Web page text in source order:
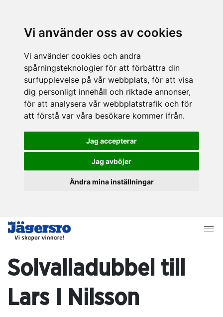
Vi använder oss av cookies
Vi använder cookies och andra
spårningsteknologier för att förbättra din
surfupplevelse på vår webbplats, för att visa
dig personligt innehåll och riktade annonser,
för att analysera vår webbplatstrafik och för
att förstå var våra besökare kommer ifrån.
Jag accepterar
Jag avböjer
Ändra mina inställningar
Solvalladubbel till
Lars I Nilsson